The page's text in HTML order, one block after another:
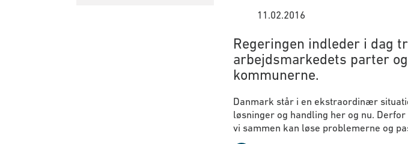
11.02.2016
Regeringen indleder i dag
arbejdsmarkedets parter
kommunerne.
Danmark står i en ekstraordinær
løsninger og handling her og nu.
vi sammen kan løse problemerne og